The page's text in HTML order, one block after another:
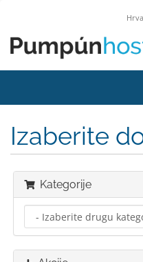
Izaberite
Kategorije